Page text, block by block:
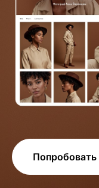
Попробовать